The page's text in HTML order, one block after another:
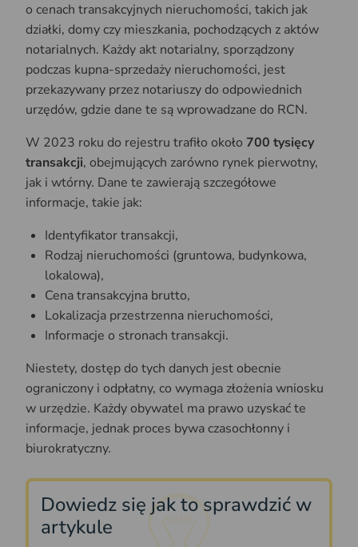
o cenach transakcyjnych nieruchomości, takich jak
działki, domy czy mieszkania, pochodzących z aktów
notarialnych. Każdy akt notarialny, sporządzony
podczas kupna-sprzedaży nieruchomości, jest
przekazywany przez notariuszy do odpowiednich
urzędów, gdzie dane te są wprowadzane do RCN.
W 2023 roku do rejestru trafiło około 700 tysięcy
transakcji, obejmujących zarówno rynek pierwotny,
jak i wtórny. Dane te zawierają szczegółowe
informacje, takie jak:
Identyfikator transakcji,
Rodzaj nieruchomości (gruntowa, budynkowa,
lokalowa),
Cena transakcyjna brutto,
Lokalizacja przestrzenna nieruchomości,
Informacje o stronach transakcji.
Niestety, dostęp do tych danych jest obecnie
ograniczony i odpłatny, co wymaga złożenia wniosku
w urzędzie. Każdy obywatel ma prawo uzyskać te
informacje, jednak proces bywa czasochłonny i
biurokratyczny.
Dowiedz się jak to sprawdzić w
artykule